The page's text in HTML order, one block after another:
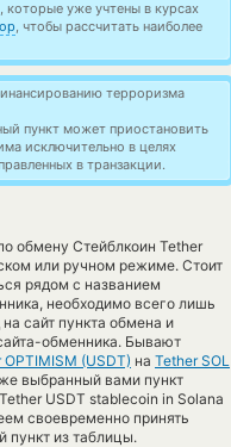
уже учтены в курсах
, чтобы рассчитать наиболее
терроризма
пункт может приостановить
исключительно в целях
в транзакции.
обмену Стейблкоин Tether
или ручном режиме. Стоит
рядом с названием
необходимо всего лишь
сайт пункта обмена и
обменника. Бывают
OPTIMISM (USDT) на Tether SOL
выбранный вами пункт
USDT stablecoin in Solana
своевременно принять
из таблицы.